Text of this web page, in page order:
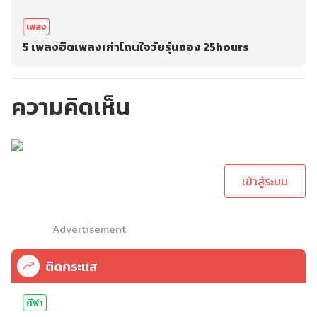
เพลง
5 เพลงฮิตเพลงเก่าโดนใจวัยรุ่นของ 25hours
ความคิดเห็น
เข้าสู่ระบบ
Advertisement
ติดกระแส
กีฬา